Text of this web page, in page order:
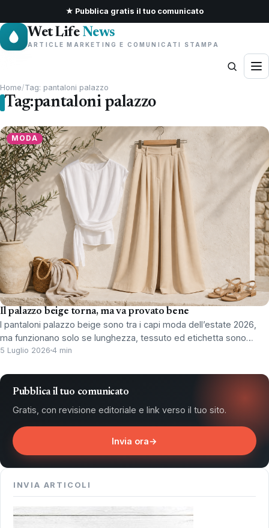
★ Pubblica gratis il tuo comunicato
Wet Life News
ARTICLE MARKETING E COMUNICATI STAMPA
Home/Tag: pantaloni palazzo
Tag:pantaloni palazzo
MODA
Il palazzo beige torna, ma va provato bene
I pantaloni palazzo beige sono tra i capi moda dell’estate 2026,
ma funzionano solo se lunghezza, tessuto ed etichetta sono…
5 Luglio 2026 4 min
Pubblica il tuo comunicato
Gratis, con revisione editoriale e link verso il tuo sito.
Invia ora→
INVIA ARTICOLI